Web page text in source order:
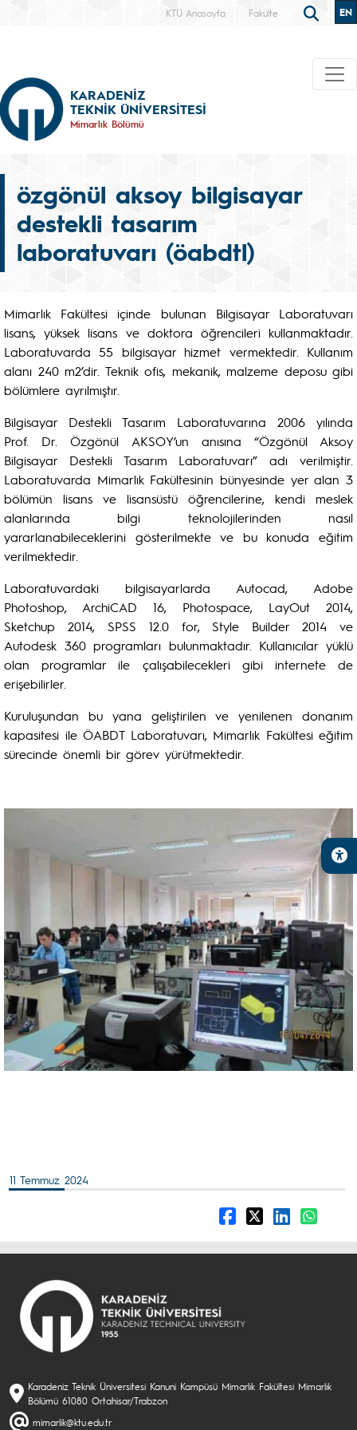
KTÜ Anasayfa Fakülte EN
KARADENİZ
TEKNİK ÜNİVERSİTESİ
Mimarlık Bölümü
özgönül aksoy bilgisayar
destekli tasarım
laboratuvarı (öabdtl)
Mimarlık Fakültesi içinde bulunan Bilgisayar Laboratuvarı
lisans, yüksek lisans ve doktora öğrencileri kullanmaktadır.
Laboratuvarda 55 bilgisayar hizmet vermektedir. Kullanım
alanı 240 m2’dir. Teknik ofis, mekanik, malzeme deposu gibi
bölümlere ayrılmıştır.
Bilgisayar Destekli Tasarım Laboratuvarına 2006 yılında
Prof. Dr. Özgönül AKSOY’un anısına “Özgönül Aksoy
Bilgisayar Destekli Tasarım Laboratuvarı” adı verilmiştir.
Laboratuvarda Mimarlık Fakültesinin bünyesinde yer alan 3
bölümün lisans ve lisansüstü öğrencilerine, kendi meslek
alanlarında bilgi teknolojilerinden nasıl
yararlanabileceklerini gösterilmekte ve bu konuda eğitim
verilmektedir.
Laboratuvardaki bilgisayarlarda Autocad, Adobe
Photoshop, ArchiCAD 16, Photospace, LayOut 2014,
Sketchup 2014, SPSS 12.0 for, Style Builder 2014 ve
Autodesk 360 programları bulunmaktadır. Kullanıcılar yüklü
olan programlar ile çalışabilecekleri gibi internete de
erişebilirler.
Kuruluşundan bu yana geliştirilen ve yenilenen donanım
kapasitesi ile ÖABDT Laboratuvarı, Mimarlık Fakültesi eğitim
sürecinde önemli bir görev yürütmektedir.
11 Temmuz 2024
Karadeniz Teknik Üniversitesi Kanuni Kampüsü Mimarlık Fakültesi Mimarlık
Bölümü 61080 Ortahisar/Trabzon
mimarlik@ktu.edu.tr